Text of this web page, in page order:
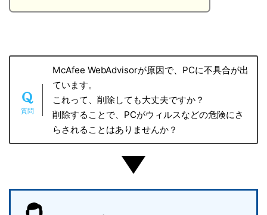
McAfee WebAdvisorが原因で、PCに不具合が出
ています。
これって、削除しても大丈夫ですか？
削除することで、PCがウィルスなどの危険にさ
らされることはありませんか？